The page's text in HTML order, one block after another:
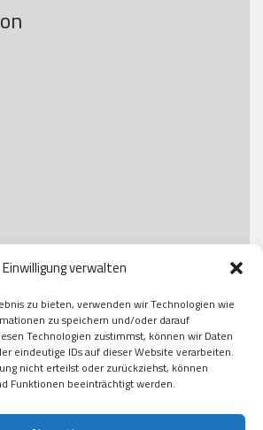
Einwilligung verwalten
zu bieten, verwenden wir Technologien wie
zu speichern und/oder darauf
Technologien zustimmst, können wir Daten
eindeutige IDs auf dieser Website verarbeiten.
nicht erteilst oder zurückziehst, können
Funktionen beeinträchtigt werden.